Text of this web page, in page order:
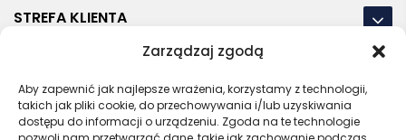
Zarządzaj zgodą
Aby zapewnić jak najlepsze wrażenia, korzystamy z technologii,
takich jak pliki cookie, do przechowywania i/lub uzyskiwania
dostępu do informacji o urządzeniu. Zgoda na te technologie
STREFA KLIENTA
NASZE LOKALIZACJE
OSTATNIE POSTY